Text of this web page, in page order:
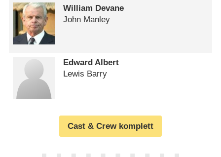
William Devane
John Manley
Edward Albert
Lewis Barry
Cast & Crew komplett